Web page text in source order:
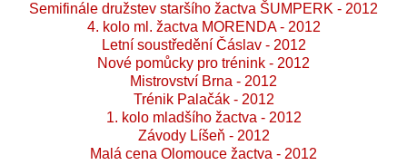
Semifinále družstev staršího žactva ŠUMPERK - 2012
4. kolo ml. žactva MORENDA - 2012
Letní soustředění Čáslav - 2012
Nové pomůcky pro trénink - 2012
Mistrovství Brna - 2012
Trénik Palačák - 2012
1. kolo mladšího žactva - 2012
Závody Líšeň - 2012
Malá cena Olomouce žactva - 2012